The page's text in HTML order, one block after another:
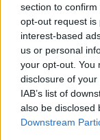
section to
opt-out request is
interest-based
us or personal
your opt-out. You
disclosure of
IAB’s list of
also be disclosed
Downstream
LEGFRISSEBB